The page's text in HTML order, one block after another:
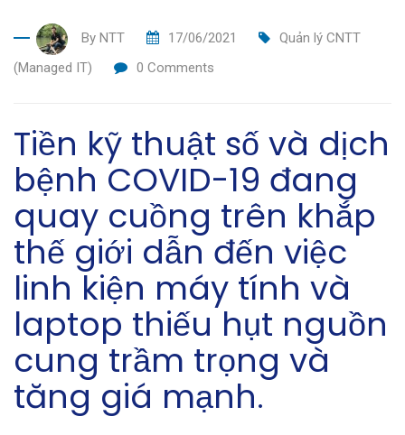
By NTT 17/06/2021
Quản lý CNTT
(Managed IT)
0 Comments
Tiền kỹ thuật số và dịch
bệnh COVID-19 đang
quay cuồng trên khắp
thế giới dẫn đến việc
linh kiện máy tính và
laptop thiếu hụt nguồn
cung trầm trọng và
tăng giá mạnh.